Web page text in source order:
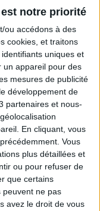
notre priorité
ou accédons à des
cookies, et traitons
uniques et
un appareil pour des
mesures de publicité
développement de
partenaires et nous-
En cliquant, vous
Vous
plus détaillées et
ou pour refuser de
que certains
peuvent ne pas
avez le droit de vous
WEEKEND